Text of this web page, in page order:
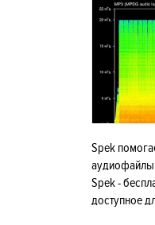
Spek
Spek -
доступное